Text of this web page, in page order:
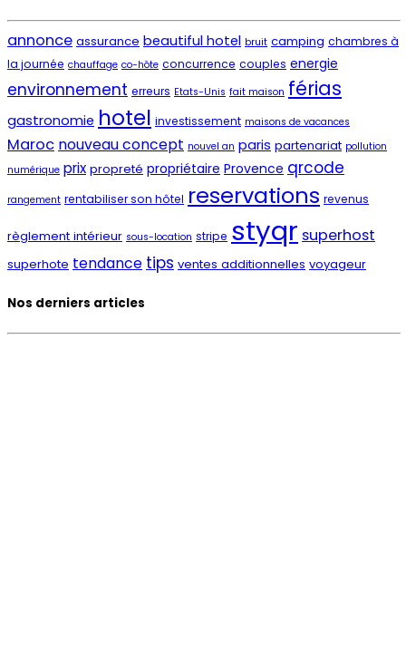
annonce assurance beautiful hotel bruit camping chambres à
la journée chauffage co-hôte concurrence couples energie
environnement erreurs Etats-Unis fait maison férias
gastronomie hotel investissement maisons de vacances
Maroc nouveau concept nouvel an paris partenariat pollution
numérique prix propreté propriétaire Provence qrcode
rangement rentabiliser son hôtel reservations revenus
règlement intérieur sous-location stripe styqr superhost
superhote tendance tips ventes additionnelles voyageur
Nos derniers articles